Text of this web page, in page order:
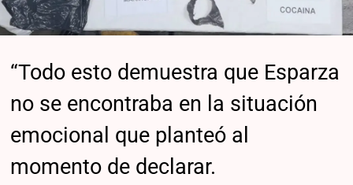
“Todo esto demuestra que Esparza
no se encontraba en la situación
emocional que planteó al
momento de declarar.